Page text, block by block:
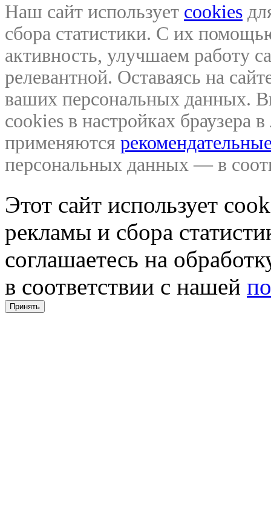
Наш сайт использует cookies
сбора статистики. С их
активность, улучшаем работу
релевантной. Оставаясь на
ваших персональных данных.
cookies в настройках браузера
применяются
персональных данных — в
Этот сайт использует
рекламы и сбора
соглашаетесь на
в соответствии с нашей
Принять